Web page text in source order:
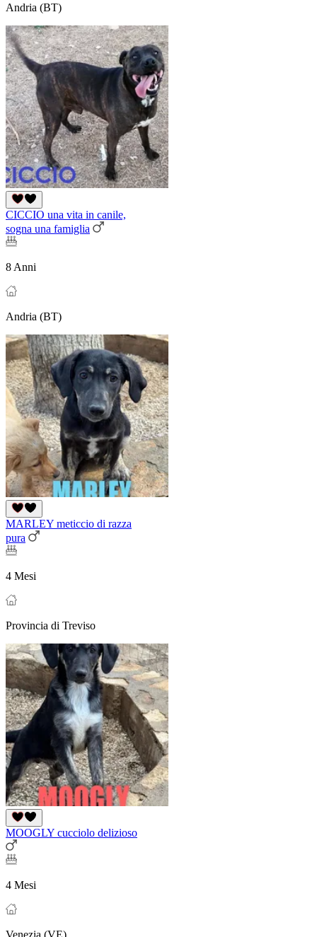
Andria (BT)
CICCIO una vita in canile,
sogna una famiglia
8 Anni
Andria (BT)
MARLEY meticcio di razza
pura
4 Mesi
Provincia di Treviso
MOOGLY cucciolo delizioso
4 Mesi
Venezia (VE)